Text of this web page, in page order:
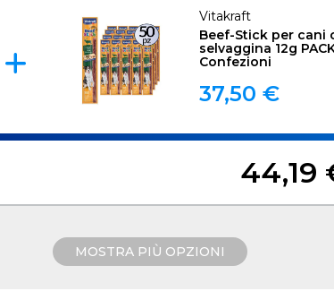
Vitakraft
Beef-Stick per cani
selvaggina 12g
Confezioni
37,50 €
44,19
MOSTRA PIÙ OPZIONI